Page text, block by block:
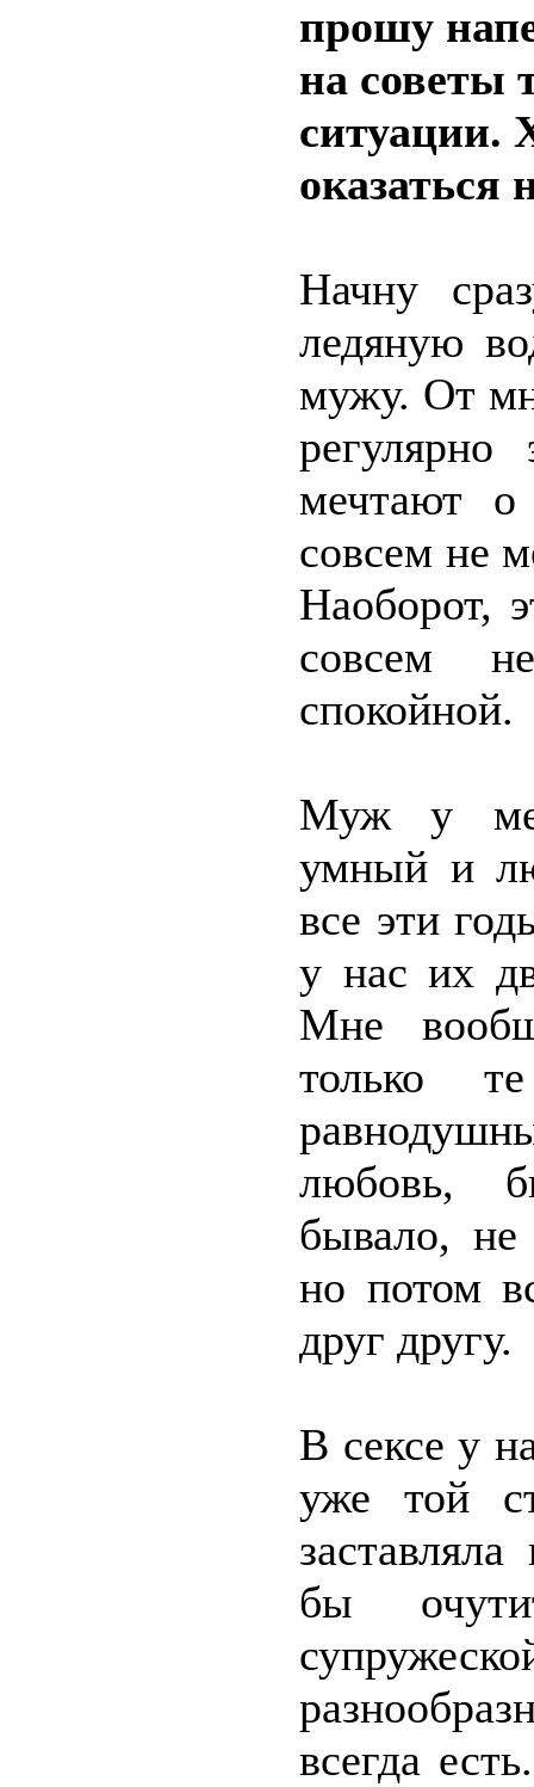
прошу
на советы
ситуации.
оказаться
Начну
ледяную
мужу. От
мечтают
совсем не
Наоборот,
совсем
спокойной.
Муж у
умный и
все эти
у нас их
Мне
только
любовь,
бывало, не
но потом
друг другу.
В сексе у
уже той
бы
всегда